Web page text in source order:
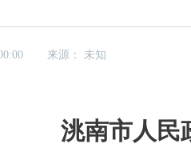
来源： 未知
洮南市人民